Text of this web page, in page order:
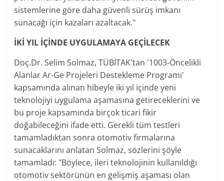
sistemlerine göre daha güvenli sürüş imkanı
sunacağı için kazaları azaltacak."
İKİ YIL İÇİNDE UYGULAMAYA GEÇİLECEK
Doç.Dr. Selim Solmaz, TÜBİTAK'tan '1003-Öncelikli
Alanlar Ar-Ge Projeleri Destekleme Programı'
kapsamında alınan hibeyle iki yıl içinde yeni
teknolojiyi uygulama aşamasına getireceklerini ve
bu proje kapsamında birçok ticari fikir
doğabileceğini ifade etti. Gerekli tüm testleri
tamamladıktan sonra otomotiv firmalarına
sunacaklarını anlatan Solmaz, sözlerini şöyle
tamamladı: "Böylece, ileri teknolojinin kullanıldığı
otomotiv sektörünün en gelişmiş aşaması olan